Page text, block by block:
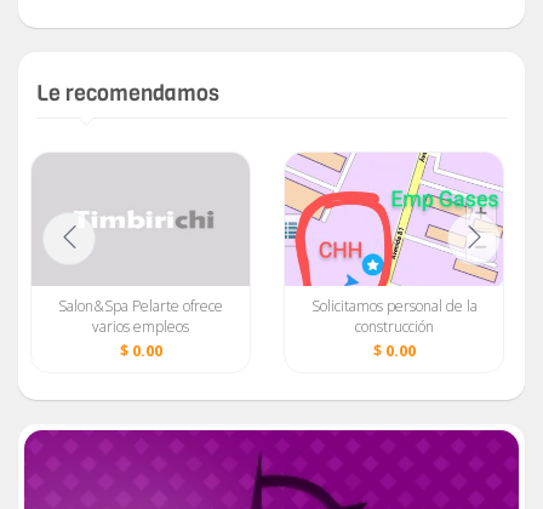
Le recomendamos
Salon&Spa Pelarte ofrece
varios empleos
$ 0.00
Solicitamos personal de la
construcción
$ 0.00